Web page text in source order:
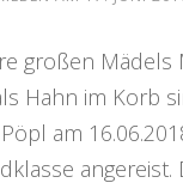
großen Mädels
Hahn im Korb
am